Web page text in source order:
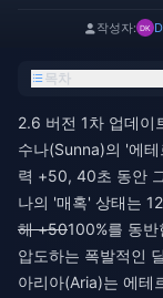
작성자:
목차
2.6 버전 1차 업데이
수나(Sunna)의 '에
력 +50, 40초 동안
나의 '매혹' 상태는
해 +50100%를 동
압도하는 폭발적인
아리아(Aria)는 에테